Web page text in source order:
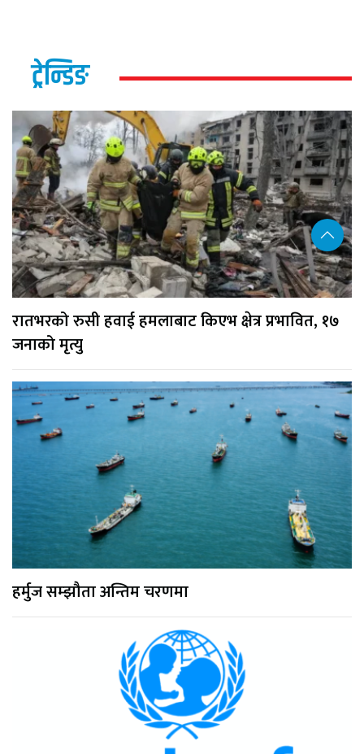
ट्रेन्डिङ
रातभरको रुसी हवाई हमलाबाट किएभ क्षेत्र प्रभावित, १७
जनाको मृत्यु
हर्मुज सम्झौता अन्तिम चरणमा